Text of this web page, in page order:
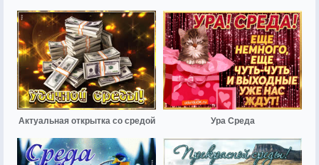
Актуальная открытка со средой Ура Среда